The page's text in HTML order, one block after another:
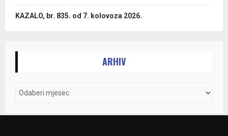
KAZALO, br. 835. od 7. kolovoza 2026.
ARHIV